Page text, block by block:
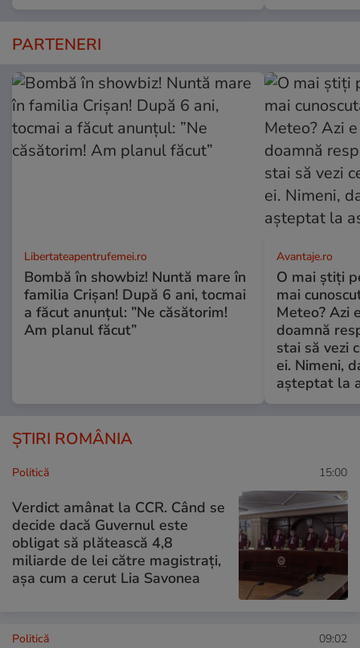
PARTENERI
Libertateapentrufemei.ro
Bombă în showbiz! Nuntă mare în
familia Crișan! După 6 ani, tocmai
a făcut anunțul: ”Ne căsătorim!
Am planul făcut”
Avantaje.ro
O mai știți
mai
Meteo? Azi
doamnă
stai să vezi
ei. Nimeni,
așteptat la
ȘTIRI ROMÂNIA
Politică 15:00
Verdict amânat la CCR. Când se
decide dacă Guvernul este
obligat să plătească 4,8
miliarde de lei către magistrați,
așa cum a cerut Lia Savonea
Politică 09:02